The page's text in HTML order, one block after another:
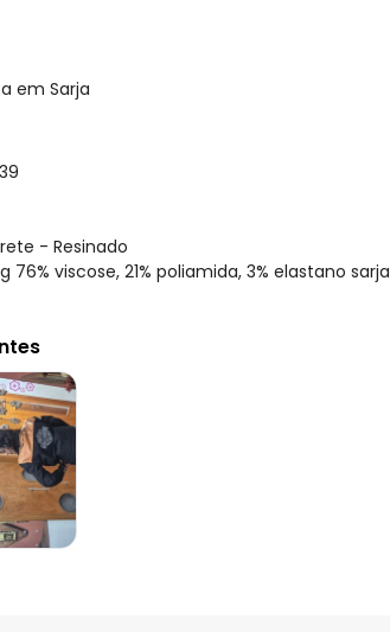
em Sarja
- Resinado
76% viscose, 21% poliamida, 3% elastano sarja